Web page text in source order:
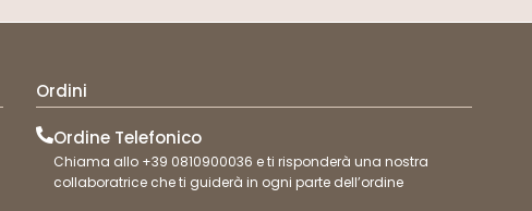
Ordini
Ordine Telefonico
Chiama allo +39 0810900036 e ti risponderà una nostra
collaboratrice che ti guiderà in ogni parte dell’ordine